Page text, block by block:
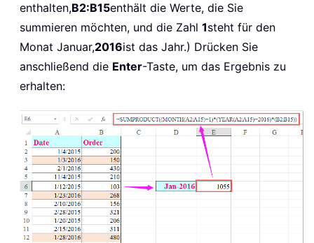
enthalten,B2:B15enthält die Werte, die Sie
summieren möchten, und die Zahl 1steht für den
Monat Januar,2016ist das Jahr.) Drücken Sie
anschließend die Enter-Taste, um das Ergebnis zu
erhalten: